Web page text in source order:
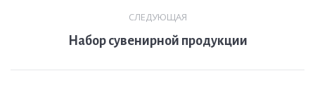
СЛЕДУЮЩАЯ
След.
Набор сувенирной продукции